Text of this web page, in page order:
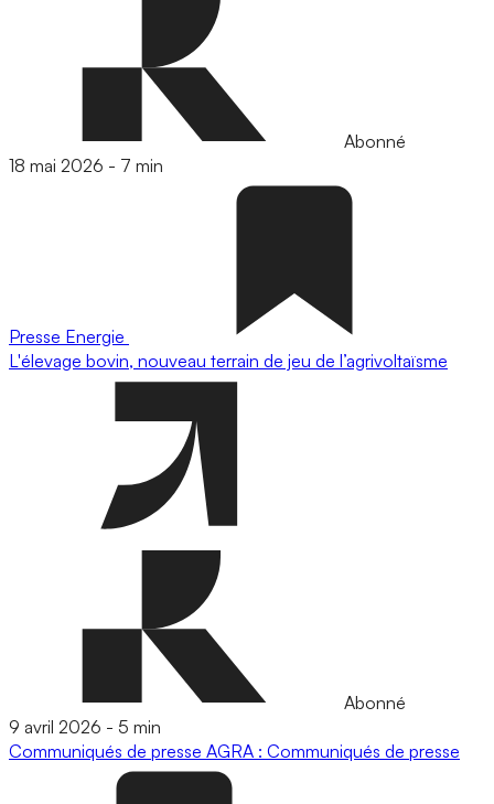
Abonné
18 mai 2026 - 7 min
Presse Energie
L'élevage bovin, nouveau terrain de jeu de l’agrivoltaïsme
Abonné
9 avril 2026 - 5 min
Communiqués de presse AGRA : Communiqués de presse